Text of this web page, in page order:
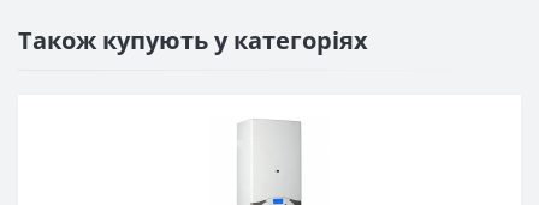
Також купують у категоріях